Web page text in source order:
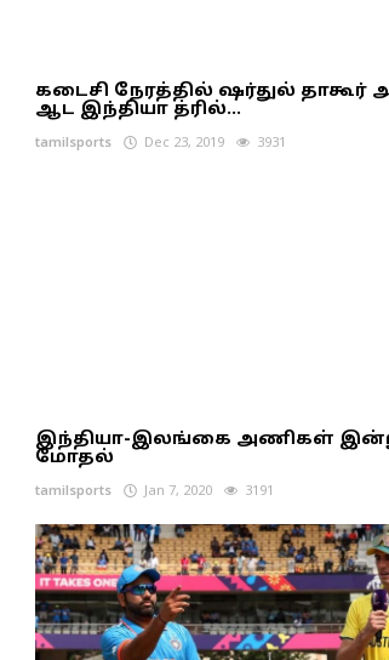
கடைசி நேரத்தில் ஷர்துல் தாகூர்
ஆட இந்தியா த்ரில்...
tamilsports Dec 23, 2019 3931
இந்தியா-இலங்கை அணிகள்
மோதல்
tamilsports Jan 7, 2020 3191